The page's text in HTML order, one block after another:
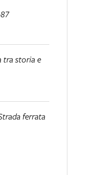
tra storia e
ferrata